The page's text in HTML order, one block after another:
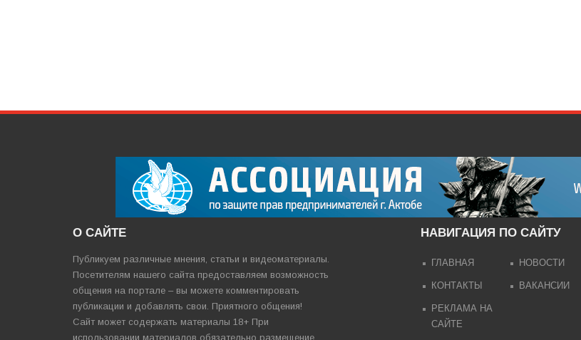
О САЙТЕ
Публикуем различные мнения, статьи и видеоматериалы.
Посетителям нашего сайта предоставляем возможность
общения на портале – вы можете комментировать
публикации и добавлять свои. Приятного общения!
Сайт может содержать материалы 18+ При
использовании материалов обязательно размещение
НАВИГАЦИЯ ПО САЙТУ
ГЛАВНАЯ НОВОСТИ
КОНТАКТЫ ВАКАНСИИ
РЕКЛАМА НА
САЙТЕ